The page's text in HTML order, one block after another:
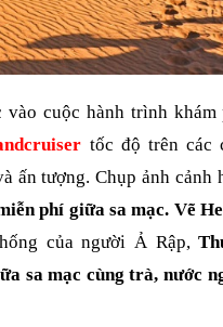
cuộc hành trình khám
tốc độ trên các
ấn tượng. Chụp ảnh cảnh
phí giữa sa mạc. Vẽ
của người Ả Rập,
sa mạc cùng trà, nước